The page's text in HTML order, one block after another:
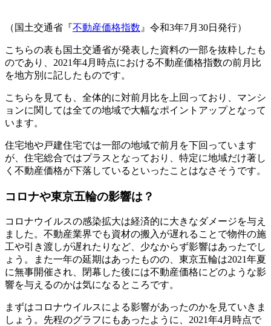
（国土交通省『不動産価格指数 』令和3年7月30日発行）
こちらの表も国土交通省が発表した資料の一部を抜粋したも
のであり、2021年4月時点における不動産価格指数の前月比
を地方別に記したものです。
こちらを見ても、全体的に対前月比を上回っており、マンシ
ョンに関しては全ての地域で大幅なポイントアップとなって
います。
住宅地や戸建住宅では一部の地域で前月を下回っています
が、住宅総合ではプラスとなっており、特定に地域だけ著し
く不動産価格が下落しているといったことはなさそうです。
コロナや東京五輪の影響は？
コロナウイルスの感染拡大は経済的に大きなダメージを与え
ました。不動産業界でも資材の搬入が遅れることで物件の施
工や引き渡しが遅れたりなど、少なからず影響はあったでし
ょう。また一年の延期はあったものの、東京五輪は2021年夏
に無事開催され、閉幕した後には不動産価格にどのような影
響を与えるのかは気になるところです。
まずはコロナウイルスによる影響があったのかを見ていきま
しょう。先程のグラフにもあったように、2021年4月時点で